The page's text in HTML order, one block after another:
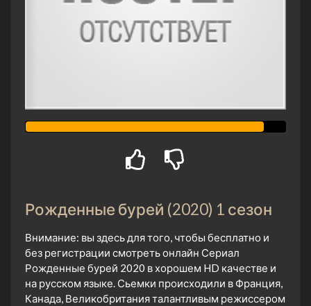
Рожденные бурей (2020) 1 сезон
Внимание: вы здесь для того, чтобы бесплатно и
без регистрации смотреть онлайн Сериал
Рожденные бурей 2020 в хорошем HD качестве и
на русском языке. Сьемки происходили в Франция,
Канада, Великобритания талантливым режиссером